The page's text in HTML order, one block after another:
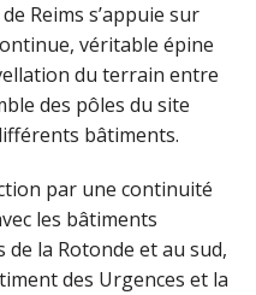
Reims s’appuie sur
véritable épine
du terrain entre
des pôles du site
bâtiments.
par une continuité
les bâtiments
la Rotonde et au sud,
des Urgences et la